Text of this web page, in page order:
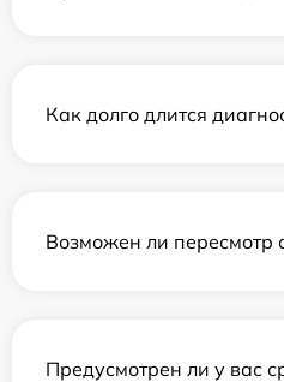
Как долго длится
Возможен ли пересмотр
Предусмотрен ли у вас